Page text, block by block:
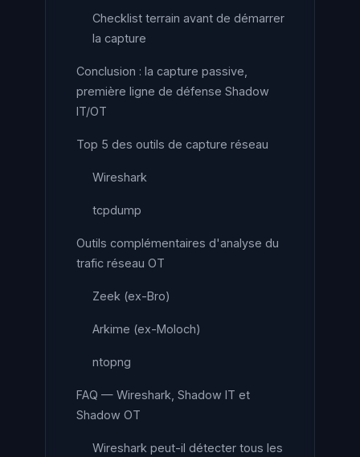
Checklist terrain avant de démarrer
la capture
Conclusion : la capture passive,
première ligne de défense Shadow
IT/OT
Top 5 des outils de capture réseau
Wireshark
tcpdump
Outils complémentaires d'analyse du
trafic réseau OT
Zeek (ex-Bro)
Arkime (ex-Moloch)
ntopng
FAQ — Wireshark, Shadow IT et
Shadow OT
Wireshark peut-il détecter tous les